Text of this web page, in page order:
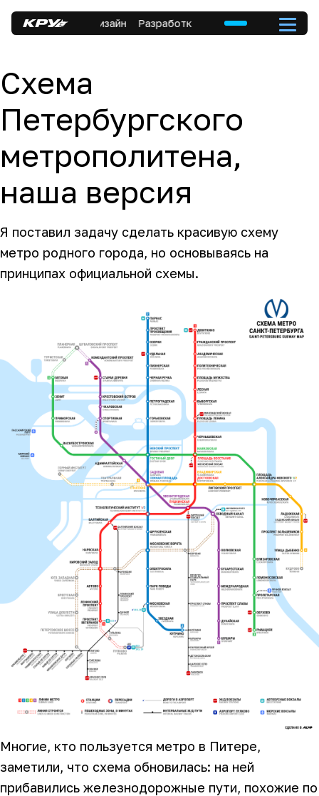
Дизайн Разработка Коммуникация Дизайн
Схема
Петербургского
метрополитена,
наша версия
Я поставил задачу сделать красивую схему
метро родного города, но основываясь на
принципах официальной схемы.
Многие, кто пользуется метро в Питере,
заметили, что схема обновилась: на ней
прибавились железнодорожные пути, похожие по